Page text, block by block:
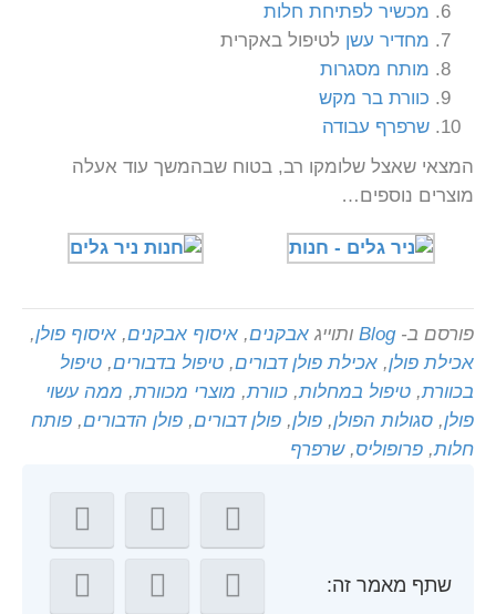
מכשיר לפתיחת חלות
מחדיר עשן לטיפול באקרית
מותח מסגרות
כוורת בר מקש
שרפרף עבודה
המצאי שאצל שלומקו רב, בטוח שבהמשך עוד אעלה
מוצרים נוספים…
פורסם ב-Blog ותוייג אבקנים, איסוף אבקנים, איסוף פולן,
אכילת פולן, אכילת פולן דבורים, טיפול בדבורים, טיפול
בכוורת, טיפול במחלות, כוורת, מוצרי מכוורת, ממה עשוי
פולן, סגולות הפולן, פולן, פולן דבורים, פולן הדבורים, פותח
חלות, פרופוליס,שרפרף
שתף מאמר זה: